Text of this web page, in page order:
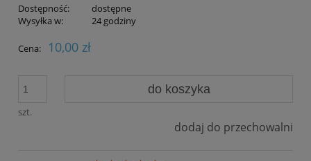
Dostępność:
dostępne
Wysyłka w:
24 godziny
Cena: 10,00 zł
szt.
do koszyka
dodaj do przechowalni